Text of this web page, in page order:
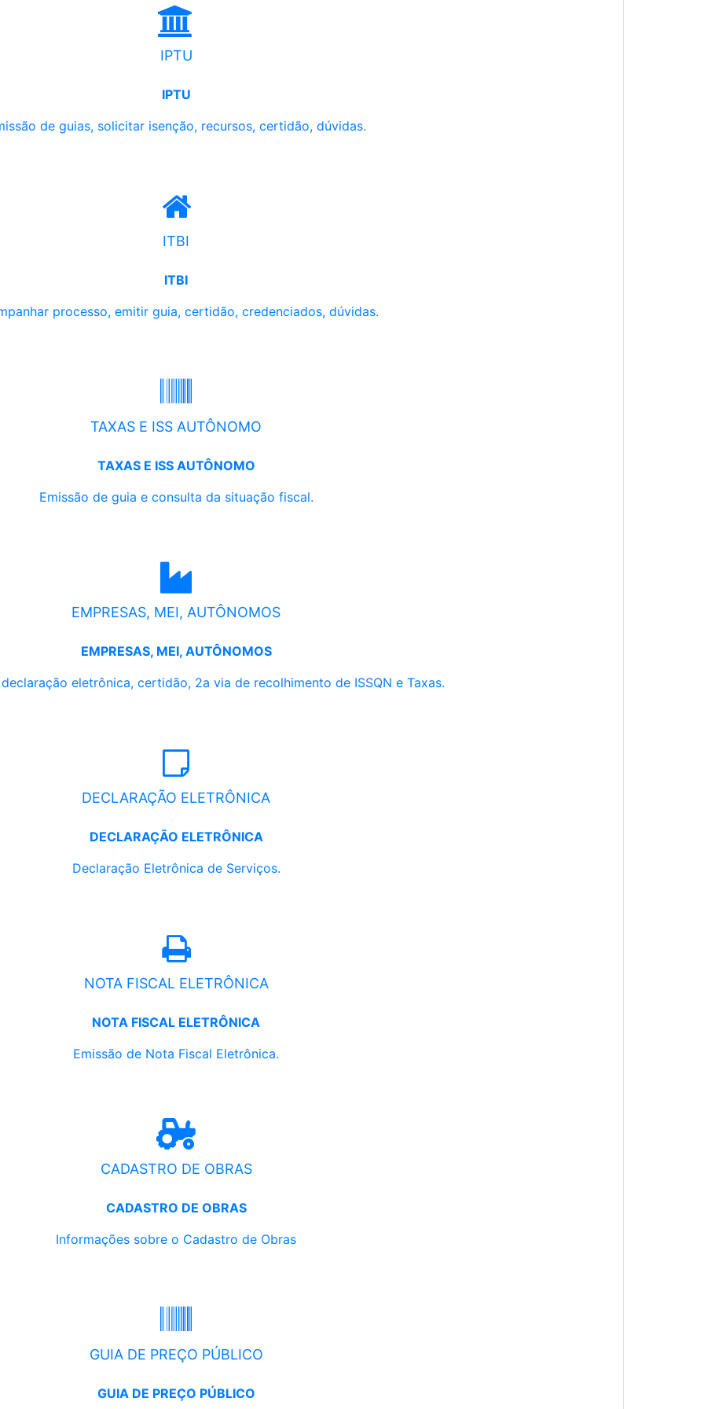
IPTU
IPTU
de guias, solicitar isenção, recursos, certidão, dúvidas.
ITBI
ITBI
processo, emitir guia, certidão, credenciados, dúvidas.
TAXAS E ISS AUTÔNOMO
TAXAS E ISS AUTÔNOMO
Emissão de guia e consulta da situação fiscal.
EMPRESAS, MEI, AUTÔNOMOS
EMPRESAS, MEI, AUTÔNOMOS
eletrônica, certidão, 2a via de recolhimento de ISSQN e Taxas.
DECLARAÇÃO ELETRÔNICA
DECLARAÇÃO ELETRÔNICA
Declaração Eletrônica de Serviços.
NOTA FISCAL ELETRÔNICA
NOTA FISCAL ELETRÔNICA
Emissão de Nota Fiscal Eletrônica.
CADASTRO DE OBRAS
CADASTRO DE OBRAS
Informações sobre o Cadastro de Obras
GUIA DE PREÇO PÚBLICO
GUIA DE PREÇO PÚBLICO